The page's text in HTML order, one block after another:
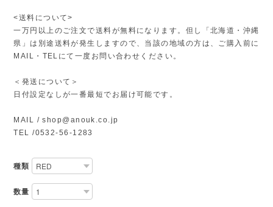
<送料について>
一万円以上のご注文で送料が無料になります。但し「北海道・沖縄
県」は別途送料が発生しますので、当該の地域の方は、ご購入前に
MAIL・TELにて一度お問い合わせください。
＜発送について＞
日付設定なしが一番最短でお届け可能です。
MAIL /shop@anouk.co.jp
TEL /0532-56-1283
種類
数量